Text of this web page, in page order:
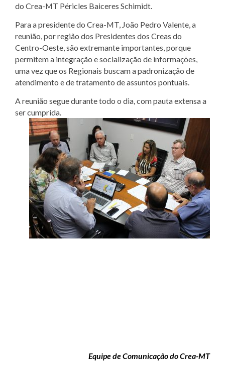
do Crea-MT Péricles Baiceres Schimidt.
Para a presidente do Crea-MT, João Pedro Valente, a
reunião, por região dos Presidentes dos Creas do
Centro-Oeste, são extremante importantes, porque
permitem a integração e socialização de informações,
uma vez que os Regionais buscam a padronização de
atendimento e de tratamento de assuntos pontuais.
A reunião segue durante todo o dia, com pauta extensa a
ser cumprida.
Equipe de Comunicação do Crea-MT